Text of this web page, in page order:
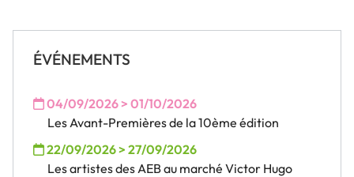
ÉVÉNEMENTS
04/09/2026 > 01/10/2026
Les Avant-Premières de la 10ème édition
22/09/2026 > 27/09/2026
Les artistes des AEB au marché Victor Hugo